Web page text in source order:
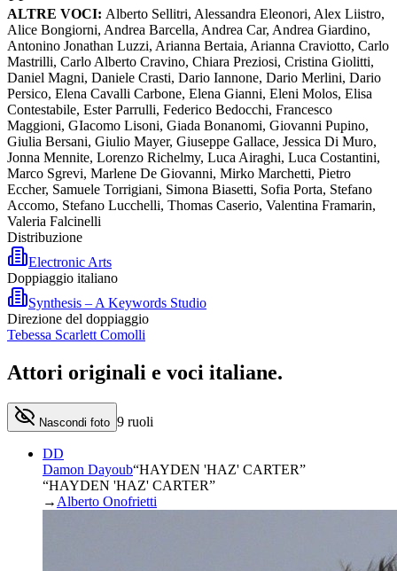
ALTRE VOCI: Alberto Sellitri, Alessandra Eleonori, Alex Liistro,
Alice Bongiorni, Andrea Barcella, Andrea Car, Andrea Giardino,
Antonino Jonathan Luzzi, Arianna Bertaia, Arianna Craviotto, Carlo
Mastrilli, Carlo Alberto Cravino, Chiara Preziosi, Cristina Giolitti,
Daniel Magni, Daniele Crasti, Dario Iannone, Dario Merlini, Dario
Persico, Elena Cavalli Carbone, Elena Gianni, Eleni Molos, Elisa
Contestabile, Ester Parrulli, Federico Bedocchi, Francesco
Maggioni, GIacomo Lisoni, Giada Bonanomi, Giovanni Pupino,
Giulia Bersani, Giulio Mayer, Giuseppe Gallace, Jessica Di Muro,
Jonna Mennite, Lorenzo Richelmy, Luca Airaghi, Luca Costantini,
Marco Sgrevi, Marlene De Giovanni, Mirko Marchetti, Pietro
Eccher, Samuele Torrigiani, Simona Biasetti, Sofia Porta, Stefano
Accomo, Stefano Lucchelli, Thomas Caserio, Valentina Framarin,
Valeria Falcinelli
Distribuzione
Electronic Arts
Doppiaggio italiano
Synthesis – A Keywords Studio
Direzione del doppiaggio
Tebessa Scarlett Comolli
Attori originali e voci italiane.
Nascondi foto 9 ruoli
DD
Damon Dayoub“HAYDEN 'HAZ' CARTER”
“HAYDEN 'HAZ' CARTER”
→ Alberto Onofrietti